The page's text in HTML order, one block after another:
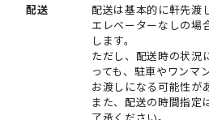
配送
配送は基本的に軒先渡
エレベーターなしの場
します。
ただし、配送時の状況
っても、駐車やワンマ
お渡しになる可能性が
また、配送の時間指定
了承ください。